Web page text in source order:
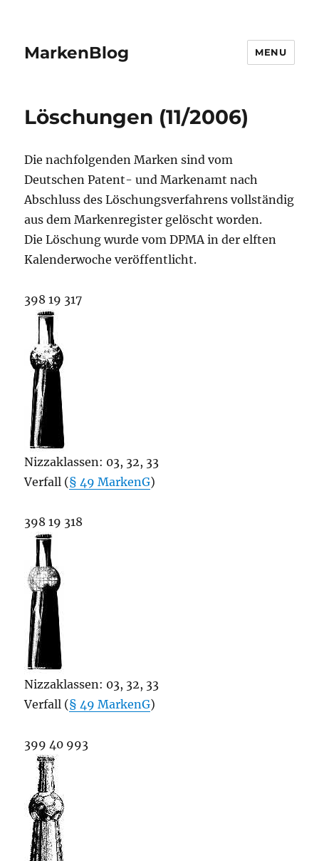
MarkenBlog MENU
Löschungen (11/2006)
Die nachfolgenden Marken sind vom
Deutschen Patent- und Markenamt nach
Abschluss des Löschungsverfahrens vollständig
aus dem Markenregister gelöscht worden.
Die Löschung wurde vom DPMA in der elften
Kalenderwoche veröffentlicht.
398 19 317
Nizzaklassen: 03, 32, 33
Verfall (§ 49 MarkenG)
398 19 318
Nizzaklassen: 03, 32, 33
Verfall (§ 49 MarkenG)
399 40 993